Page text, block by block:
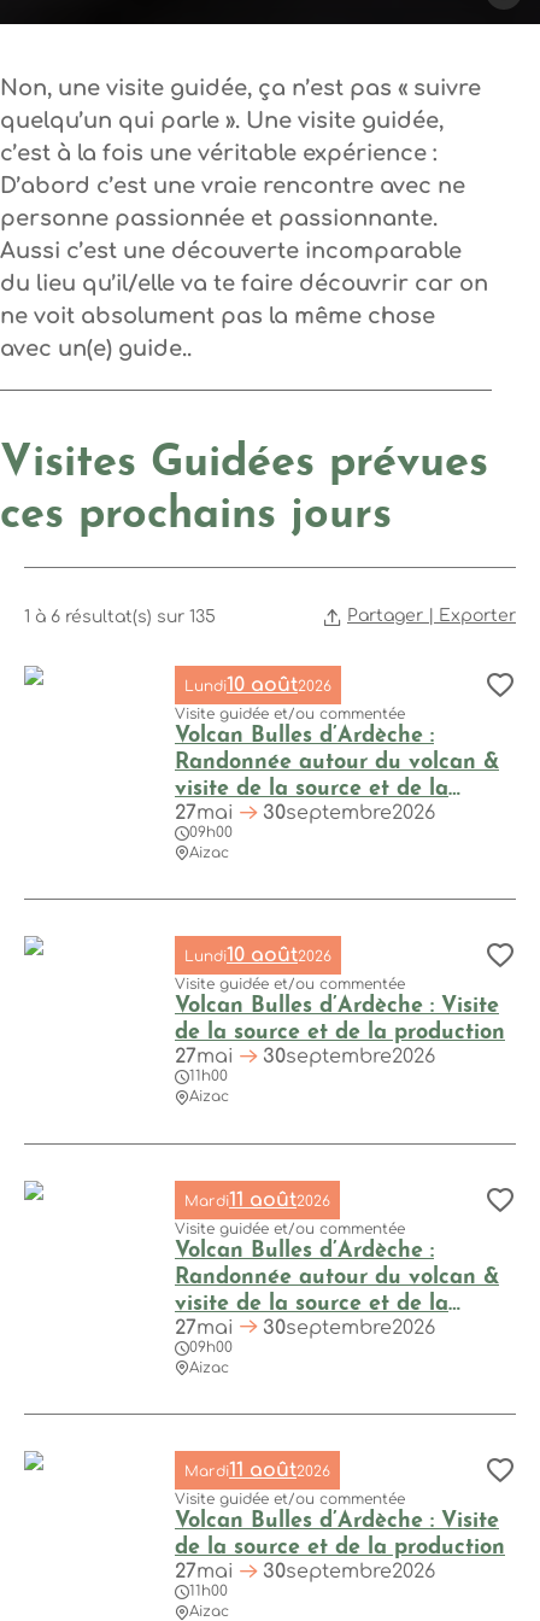
Non, une visite guidée, ça n’est pas « suivre
quelqu’un qui parle ». Une visite guidée,
c’est à la fois une véritable expérience :
D’abord c’est une vraie rencontre avec ne
personne passionnée et passionnante.
Aussi c’est une découverte incomparable
du lieu qu’il/elle va te faire découvrir car on
ne voit absolument pas la même chose
avec un(e) guide..
Visites Guidées prévues
ces prochains jours
1 à 6 résultat(s) sur 135 Partager | Exporter
Lundi10 août2026
Visite guidée et/ou commentée
Volcan Bulles d’Ardèche :
Randonnée autour du volcan &
visite de la source et de la
production d’eau minérale
gazeuse
27mai 30septembre2026
09h00
Aizac
Volcan Bulles d’Ardèche : Randonnée autour du volcan &
Lundi10 août2026
Visite guidée et/ou commentée
Volcan Bulles d’Ardèche : Visite
de la source et de la production
27mai 30septembre2026
11h00
Aizac
Volcan Bulles d’Ardèche : Visite de la source et de la
Mardi11 août2026
Visite guidée et/ou commentée
Volcan Bulles d’Ardèche :
Randonnée autour du volcan &
visite de la source et de la
production d’eau minérale
gazeuse
27mai 30septembre2026
09h00
Aizac
Volcan Bulles d’Ardèche : Randonnée autour du volcan &
Mardi11 août2026
Visite guidée et/ou commentée
Volcan Bulles d’Ardèche : Visite
de la source et de la production
27mai 30septembre2026
11h00
Aizac